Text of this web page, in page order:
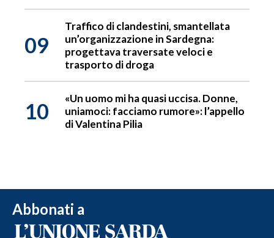
09
Traffico di clandestini, smantellata
un’organizzazione in Sardegna:
progettava traversate veloci e
trasporto di droga
10
«Un uomo mi ha quasi uccisa. Donne,
uniamoci: facciamo rumore»: l’appello
di Valentina Pilia
Abbonati a